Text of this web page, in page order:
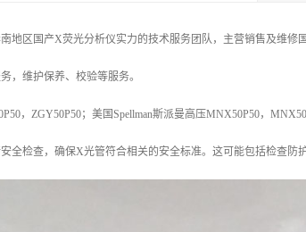
地区国产X荧光分析仪实力的技术服务团队，主营销售及维
，维护保养、校验等服务。
，ZGY50P50；美国Spellman斯派曼高压MNX50P50，
全检查，确保X光管符合相关的安全标准。这可能包括检查防